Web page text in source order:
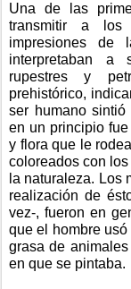
Una de las
transmitir a los
impresiones
interpretaban a
rupestres y
prehistórico,
ser humano
en un principio
y flora que le
coloreados con
la naturaleza. Los
realización de
vez-, fueron en
que el hombre
grasa de
en que se pintaba.